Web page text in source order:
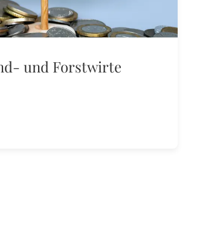
und Forstwirte